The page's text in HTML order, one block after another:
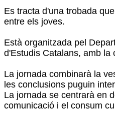
Es tracta d'una trobada
entre els joves.
Està organitzada pel
d'Estudis Catalans, amb la
La jornada combinarà la
les conclusions puguin
La jornada se centrarà en
comunicació i el consum